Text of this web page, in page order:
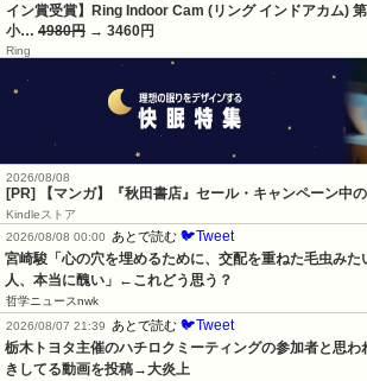
イン賞受賞】Ring Indoor Cam (リング インドアカム)
小… 4980円 → 3460円
Ring
2026/08/08
[PR] 【マンガ】『秋田書店』セール・キャンペーン中
Kindleストア
2026/08/08 00:00
あとで読む 🐦Tweet
宮崎駿「心の穴を埋めるために、交配を重ねた毛虫みた
人、本当に醜い」←これどう思う？
哲学ニュースnwk
2026/08/07 21:39
あとで読む 🐦Tweet
栃木トヨタ主催のハチロクミーティングの参加者と思
きしてる動画を投稿→大炎上